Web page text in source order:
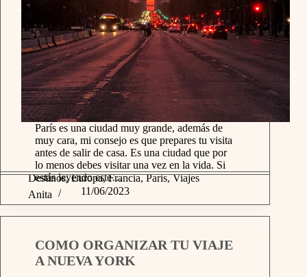
Destinos,Europa,Francia,Paris,Viajes
París es una ciudad muy grande, además de
muy cara, mi consejo es que prepares tu visita
antes de salir de casa. Es una ciudad que por
lo menos debes visitar una vez en la vida. Si
estás leyendo este…
Anita
11/06/2023
COMO ORGANIZAR TU VIAJE
A NUEVA YORK